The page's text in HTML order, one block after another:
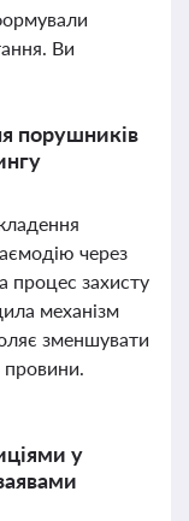
Ви
порушників
через
процес захисту
механізм
зменшувати
провини.
у